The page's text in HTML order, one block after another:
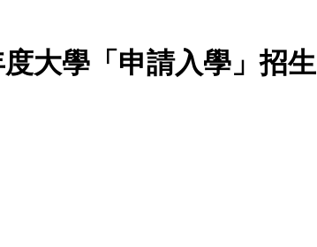
大學「申請入學」招生